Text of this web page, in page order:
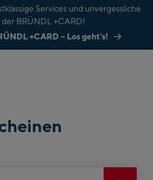
Services und unvergessliche
BRÜNDL +CARD!
+CARD – Los geht's!